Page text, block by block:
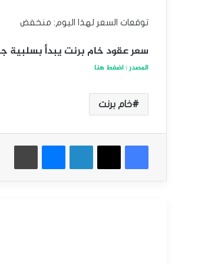
توقعات السعر لهذا اليوم: منخفض
سعر عقود خام برنت يبدأ بسلبية جديدة –
المصدر : اضغط هنا
خام برنت
فيسبوك
‫X لينكدإن ماسنجر